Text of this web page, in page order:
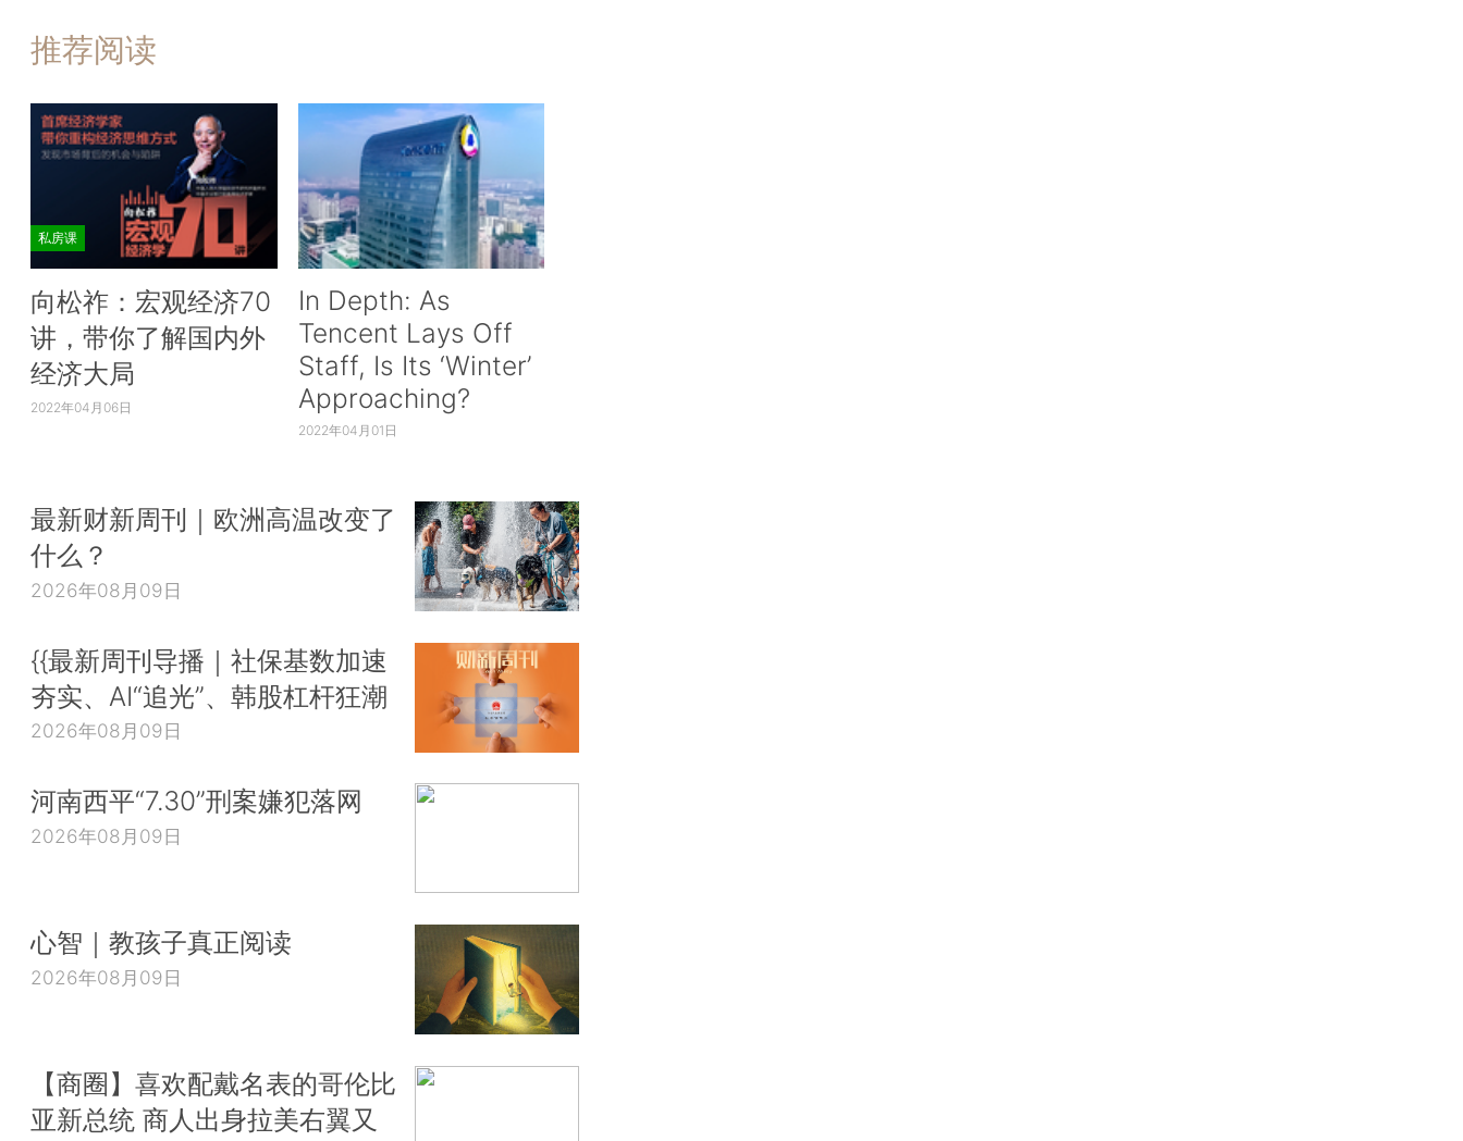
推荐阅读
私房课
向松祚：宏观经济70
讲，带你了解国内外
经济大局
2022年04月06日
In Depth: As
Tencent Lays Off
Staff, Is Its ‘Winter’
Approaching?
2022年04月01日
最新财新周刊｜欧洲高温改变了
什么？
2026年08月09日
{{最新周刊导播｜社保基数加速
夯实、AI“追光”、韩股杠杆狂潮
2026年08月09日
河南西平“7.30”刑案嫌犯落网
2026年08月09日
心智｜教孩子真正阅读
2026年08月09日
【商圈】喜欢配戴名表的哥伦比
亚新总统 商人出身拉美右翼又